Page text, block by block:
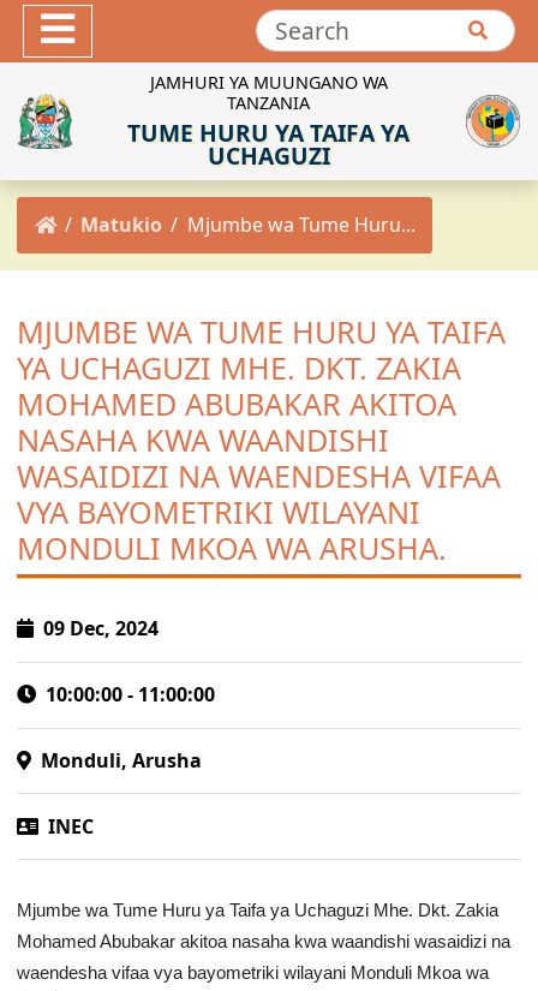
JAMHURI YA MUUNGANO WA
TANZANIA
TUME HURU YA TAIFA YA
UCHAGUZI
Hotuba
Maktaba ya Picha
Maktaba ya Video
INEC-TZ Online TV
MACHAPISHO
Sheria za Uchaguzi
Miongozo ya Uchaguzi
Maelekezo ya Uchaguzi
Taarifa za Uchaguzi
Matokeo ya Uchaguzi
Mpango Mkakati wa INEC 2021/2022-2025/2026
Jarida la Uchaguzi
Waangalizi wa Uchaguzi wa Uchaguzi wa Rais, Wabunge
Mwongozo wa Elimu ya Mpiga Kura wa Uchaguzi Mkuu
Orodha ya Taasisi na Asasi za Kiraia zilizopata kibali cha
kutoa elimu ya mpiga kura wakati wa uchaguzi wa rais,
wabunge na madiwani wa mwaka 2025
Takwimu za Wapiga Kura Uchaguzi Mkuu wa Mwaka
2025
Ratiba ya kutoa Fomu za Uteuzi wa Wagombea wa Kiti
WATAZAMAJI
Matukio Mjumbe wa Tume Huru...
MJUMBE WA TUME HURU YA TAIFA
YA UCHAGUZI MHE. DKT. ZAKIA
MOHAMED ABUBAKAR AKITOA
NASAHA KWA WAANDISHI
WASAIDIZI NA WAENDESHA VIFAA
VYA BAYOMETRIKI WILAYANI
MONDULI MKOA WA ARUSHA.
09 Dec, 2024
10:00:00 - 11:00:00
Monduli, Arusha
INEC
Mjumbe wa Tume Huru ya Taifa ya Uchaguzi Mhe. Dkt. Zakia
Mohamed Abubakar akitoa nasaha kwa waandishi wasaidizi na
waendesha vifaa vya bayometriki wilayani Monduli Mkoa wa